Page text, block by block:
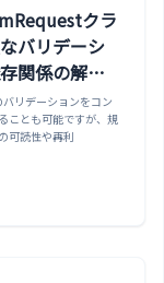
クラ
バリデーシ
関係の解決
リデーションをコン
ことも可能ですが、規
可読性や再利